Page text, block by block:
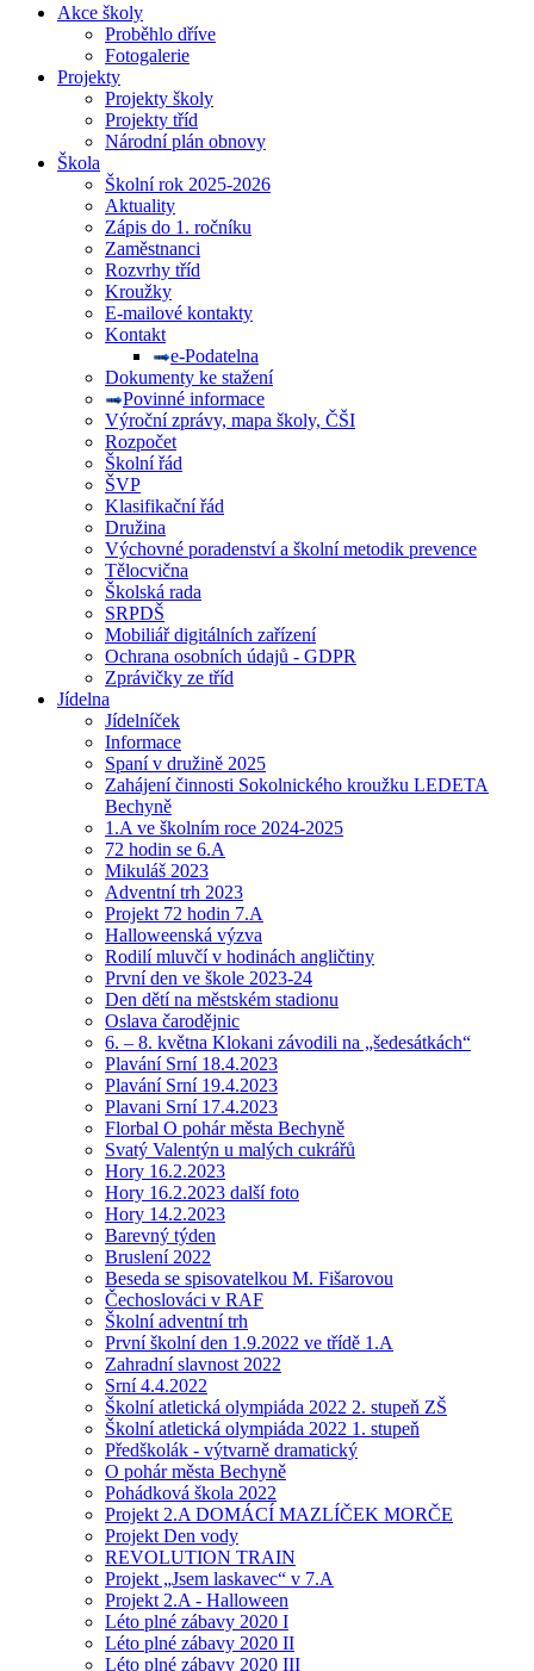
Akce školy
Proběhlo dříve
Fotogalerie
Projekty
Projekty školy
Projekty tříd
Národní plán obnovy
Škola
Školní rok 2025-2026
Aktuality
Zápis do 1. ročníku
Zaměstnanci
Rozvrhy tříd
Kroužky
E-mailové kontakty
Kontakt
e-Podatelna
Dokumenty ke stažení
Povinné informace
Výroční zprávy, mapa školy, ČŠI
Rozpočet
Školní řád
ŠVP
Klasifikační řád
Družina
Výchovné poradenství a školní metodik prevence
Tělocvična
Školská rada
SRPDŠ
Mobiliář digitálních zařízení
Ochrana osobních údajů - GDPR
Zprávičky ze tříd
Jídelna
Jídelníček
Informace
Spaní v družině 2025
Zahájení činnosti Sokolnického kroužku LEDETA
Bechyně
1.A ve školním roce 2024-2025
72 hodin se 6.A
Mikuláš 2023
Adventní trh 2023
Projekt 72 hodin 7.A
Halloweenská výzva
Rodilí mluvčí v hodinách angličtiny
První den ve škole 2023-24
Den dětí na městském stadionu
Oslava čarodějnic
6. – 8. května Klokani závodili na „šedesátkách“
Plavání Srní 18.4.2023
Plavání Srní 19.4.2023
Plavani Srní 17.4.2023
Florbal O pohár města Bechyně
Svatý Valentýn u malých cukrářů
Hory 16.2.2023
Hory 16.2.2023 další foto
Hory 14.2.2023
Barevný týden
Bruslení 2022
Beseda se spisovatelkou M. Fišarovou
Čechoslováci v RAF
Školní adventní trh
První školní den 1.9.2022 ve třídě 1.A
Zahradní slavnost 2022
Srní 4.4.2022
Školní atletická olympiáda 2022 2. stupeň ZŠ
Školní atletická olympiáda 2022 1. stupeň
Předškolák - výtvarně dramatický
O pohár města Bechyně
Pohádková škola 2022
Projekt 2.A DOMÁCÍ MAZLÍČEK MORČE
Projekt Den vody
REVOLUTION TRAIN
Projekt „Jsem laskavec“ v 7.A
Projekt 2.A - Halloween
Léto plné zábavy 2020 I
Léto plné zábavy 2020 II
Léto plné zábavy 2020 III